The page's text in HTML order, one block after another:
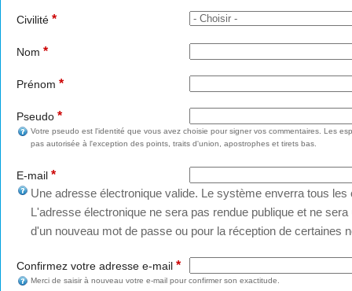
Civilité *
Nom *
Prénom *
Pseudo *
Votre pseudo est l'identité que vous avez choisie pour signer vos commentaires. Les
pas autorisée à l'exception des points, traits d'union, apostrophes et tirets bas.
E-mail *
Une adresse électronique valide. Le système enverra tous
L'adresse électronique ne sera pas rendue publique et ne
d'un nouveau mot de passe ou pour la réception de certaines
Confirmez votre adresse e-mail *
Merci de saisir à nouveau votre e-mail pour confirmer son exactitude.